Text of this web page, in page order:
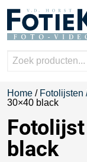
Home / Fotolijsten
30×40 black
black